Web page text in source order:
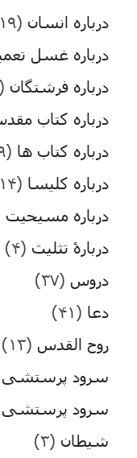
درباره انسان (۱۹)
درباره غسل
درباره فرشتگان (۷)
درباره کتاب
درباره کتاب ها (۴۹)
درباره کلیسا (۱۴)
درباره مسیحیت
دربارۀ تثلیث (۴)
دروس (۳۷)
دعا (۴۱)
روح القدس (۱۳)
سرود پرستشی
سرود پرستشی
شیطان (۳)